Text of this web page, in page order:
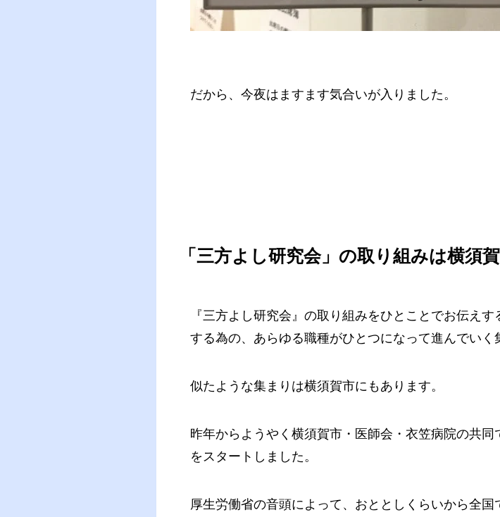
だから、今夜はますます気合いが入りました。
「三方よし研究会」の取り組みは横須
『三方よし研究会』の取り組みをひとことでお伝え
する為の、あらゆる職種がひとつになって進んでいく
似たような集まりは横須賀市にもあります。
昨年からようやく横須賀市・医師会・衣笠病院の共同
をスタートしました。
厚生労働省の音頭によって、おととしくらいから全